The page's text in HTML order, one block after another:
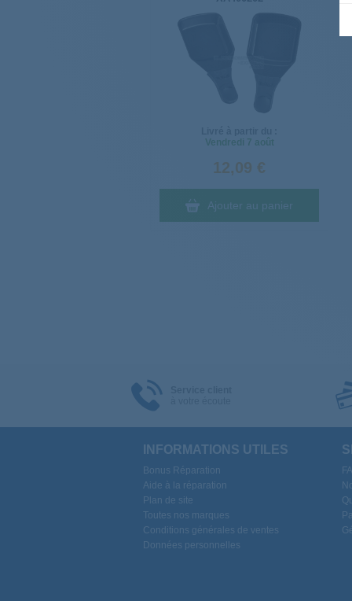
Vendredi
7 août
12,09 €
Ajouter au panier
INFORMATIONS UTILES
Bonus Réparation
Aide à la réparation
Plan de site
Toutes nos marques
Conditions générales de ventes
Données personnelles